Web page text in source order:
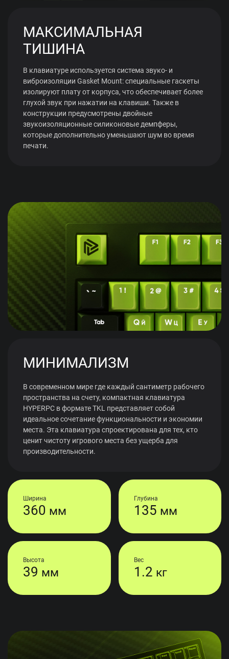
МАКСИМАЛЬНАЯ
ТИШИНА
В клавиатуре используется система звуко- и
виброизоляции Gasket Mount: специальные гаскеты
изолируют плату от корпуса, что обеспечивает более
глухой звук при нажатии на клавиши. Также в
конструкции предусмотрены двойные
звукоизоляционные силиконовые демпферы,
которые дополнительно уменьшают шум во время
печати.
МИНИМАЛИЗМ
В современном мире где каждый сантиметр рабочего
пространства на счету, компактная клавиатура
HYPERPC в формате TKL представляет собой
идеальное сочетание функциональности и экономии
места. Эта клавиатура спроектирована для тех, кто
ценит чистоту игрового места без ущерба для
производительности.
Ширина
360 мм
Глубина
135 мм
Высота
39 мм
Вес
1.2 кг